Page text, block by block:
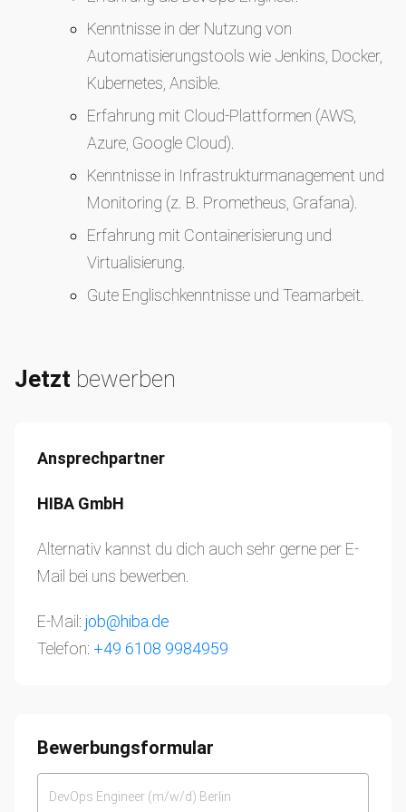
Kenntnisse in der Nutzung von
Automatisierungstools wie Jenkins, Docker,
Kubernetes, Ansible.
Erfahrung mit Cloud-Plattformen (AWS,
Azure, Google Cloud).
Kenntnisse in Infrastrukturmanagement und
Monitoring (z. B. Prometheus, Grafana).
Erfahrung mit Containerisierung und
Virtualisierung.
Gute Englischkenntnisse und Teamarbeit.
Jetzt bewerben
Ansprechpartner
HIBA GmbH
Alternativ kannst du dich auch sehr gerne per E-
Mail bei uns bewerben.
E-Mail: job@hiba.de
Telefon: +49 6108 9984959
Bewerbungsformular